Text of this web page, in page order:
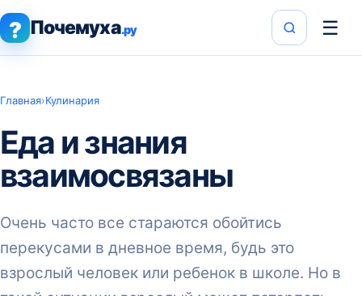
? Почемуха.ру ☰
Главная›Кулинария
Еда и знания
взаимосвязаны
Очень часто все стараются обойтись
перекусами в дневное время, будь это
взрослый человек или ребенок в школе. Но в